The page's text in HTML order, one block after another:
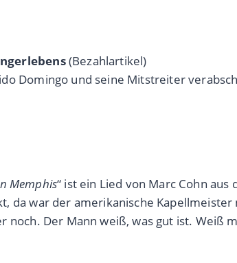
(Bezahlartikel)
Domingo und seine Mitstreiter
Memphis“ ist ein Lied von Marc Cohn
da war der amerikanische
Der Mann weiß, was gut ist. Weiß